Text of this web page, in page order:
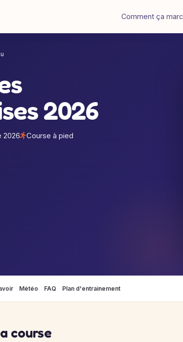
Comment ça
2026
2026 Course à pied
Météo FAQ Plan d'entrainement
course